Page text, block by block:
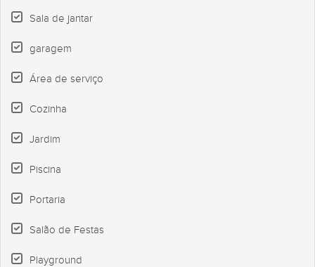
Sala de jantar
garagem
Área de serviço
Cozinha
Jardim
Piscina
Portaria
Salão de Festas
Playground